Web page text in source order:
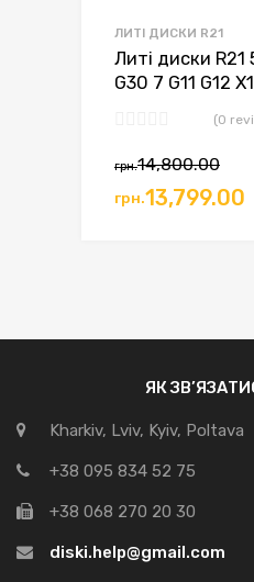
ЛИТІ ДИСКИ R21
Литі диски R21
G30 7 G11 G12
(0
грн.14,800.00
грн.13,799.00
ЯК
Kharkiv, Lviv, Kyiv, Poltava
+38 095 834 52 75
+38 068 270 20 30
diski.help@gmail.com